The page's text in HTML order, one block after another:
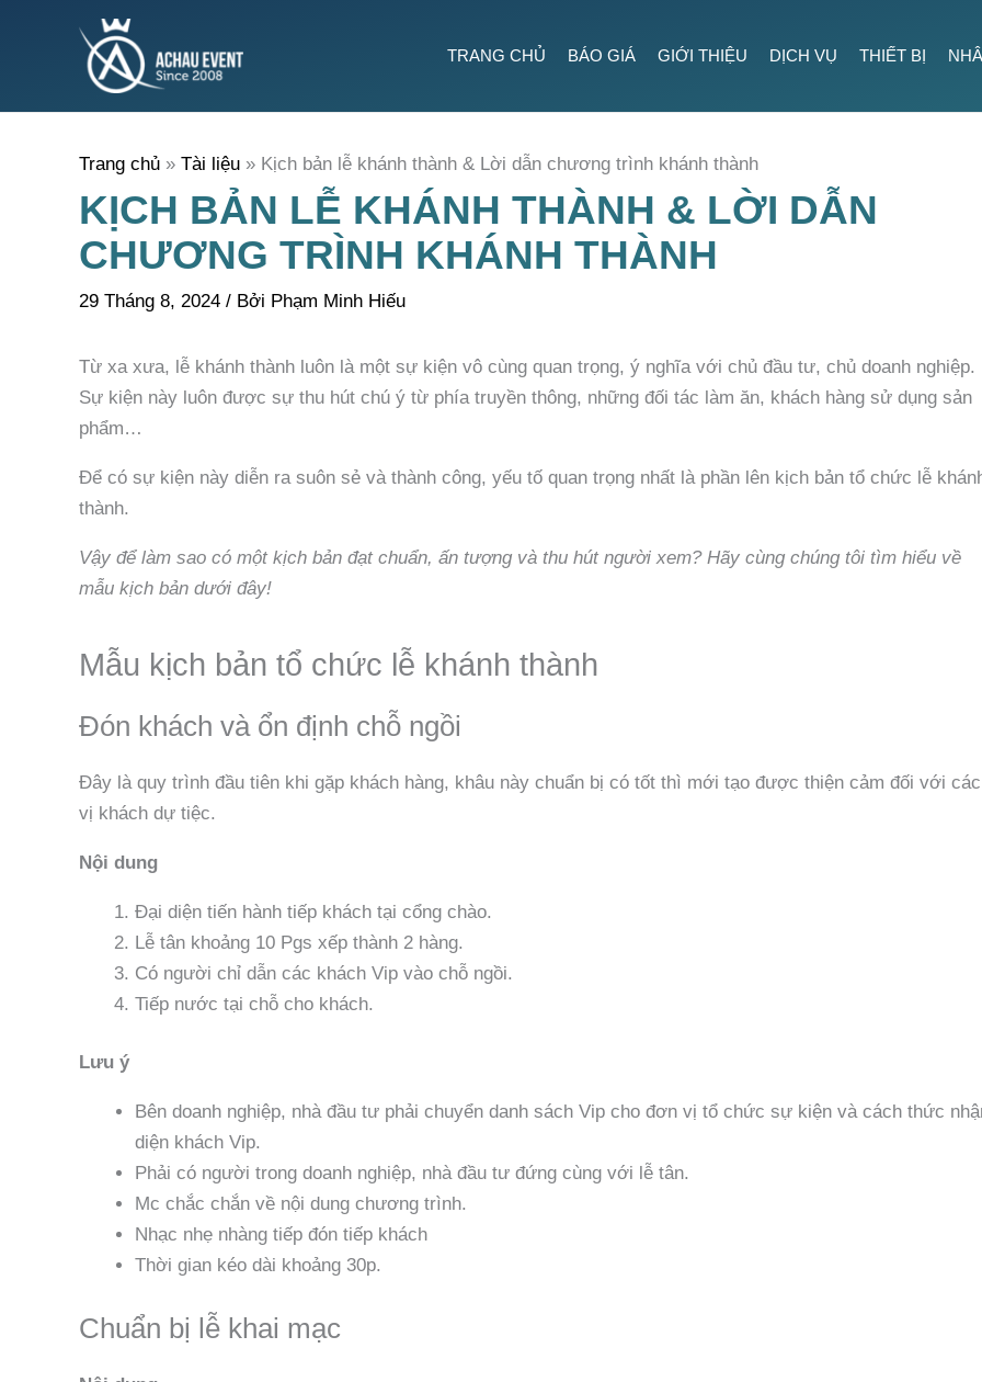
TRANG CHỦ BÁO GIÁ GIỚI THIỆU DỊCH VỤ THIẾT BỊ
Trang chủ Tài liệu Kịch bản lễ khánh thành & Lời dẫn chương trình khánh thành
KỊCH BẢN LỄ KHÁNH THÀNH & LỜI DẪN
CHƯƠNG TRÌNH KHÁNH THÀNH
29 Tháng 8, 2024 / Bởi Phạm Minh Hiếu
Từ xa xưa, lễ khánh thành luôn là một sự kiện vô cùng quan trọng, ý nghĩa với chủ đầu tư, chủ doanh nghiệp.
Sự kiện này luôn được sự thu hút chú ý từ phía truyền thông, những đối tác làm ăn, khách hàng sử dụng sản
phẩm…
Để có sự kiện này diễn ra suôn sẻ và thành công, yếu tố quan trọng nhất là phần lên kịch bản tổ chức lễ
thành.
Vậy để làm sao có một kịch bản đạt chuẩn, ấn tượng và thu hút người xem? Hãy cùng chúng tôi tìm hiểu về
mẫu kịch bản dưới đây!
Mẫu kịch bản tổ chức lễ khánh thành
Đón khách và ổn định chỗ ngồi
Đây là quy trình đầu tiên khi gặp khách hàng, khâu này chuẩn bị có tốt thì mới tạo được thiện cảm đối với các
vị khách dự tiệc.
Nội dung
Đại diện tiến hành tiếp khách tại cổng chào.
Lễ tân khoảng 10 Pgs xếp thành 2 hàng.
Có người chỉ dẫn các khách Vip vào chỗ ngồi.
Tiếp nước tại chỗ cho khách.
Lưu ý
Bên doanh nghiệp, nhà đầu tư phải chuyển danh sách Vip cho đơn vị tổ chức sự kiện và cách thức
diện khách Vip.
Phải có người trong doanh nghiệp, nhà đầu tư đứng cùng với lễ tân.
Mc chắc chắn về nội dung chương trình.
Nhạc nhẹ nhàng tiếp đón tiếp khách
Thời gian kéo dài khoảng 30p.
Chuẩn bị lễ khai mạc